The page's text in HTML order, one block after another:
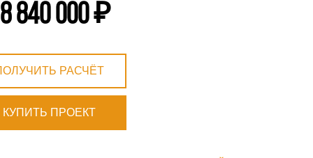
840 000 ₽
РАСЧЁТ
КУПИТЬ ПРОЕКТ